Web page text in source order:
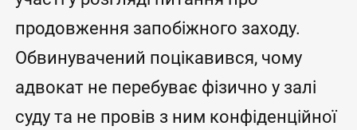
продовження запобіжного заходу.
Обвинувачений поцікавився, чому
адвокат не перебуває фізично у залі
суду та не провів з ним конфіденційної